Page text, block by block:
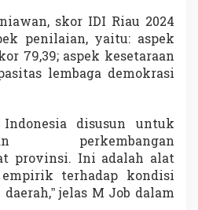
o
a
l
skor IDI Riau 2024
penilaian, yaitu: aspek
79,39; aspek kesetaraan
lembaga demokrasi
Indonesia disusun untuk
perkembangan
provinsi. Ini adalah alat
terhadap kondisi
jelas M Job dalam